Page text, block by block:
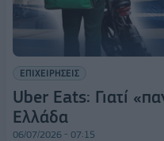
ΕΠΙΧΕΙΡΗΣΕΙΣ
Uber Eats: Γιατί
Ελλάδα
06/07/2026 - 07:15